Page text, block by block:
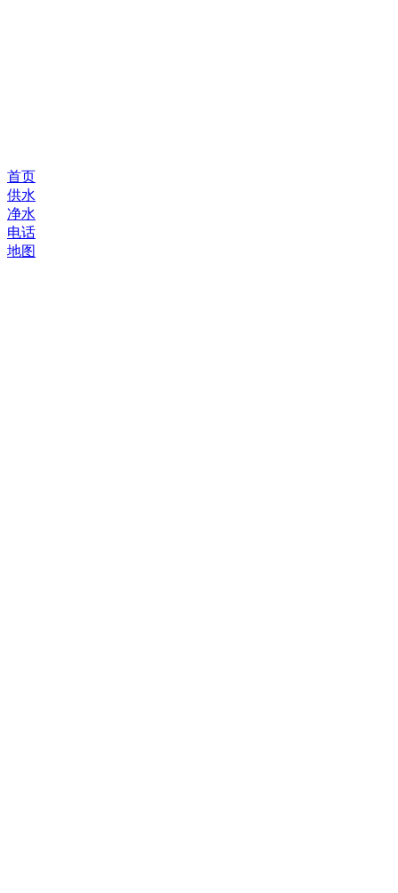
首页
供水
净水
电话
地图